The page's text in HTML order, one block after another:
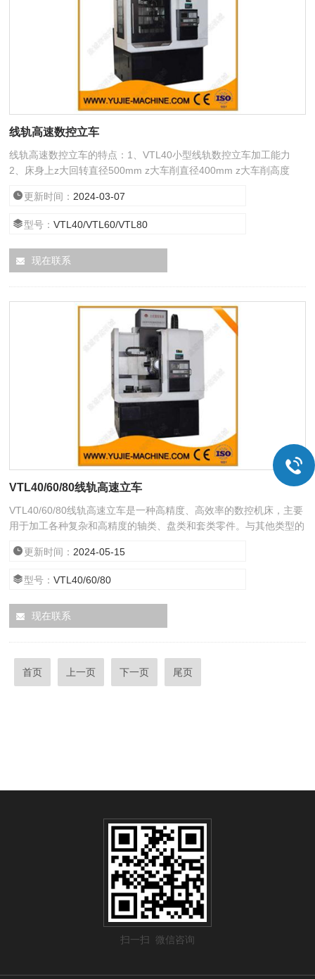
线轨高速数控立车
线轨高速数控立车的特点：1、VTL40小型线轨数控立车加工能力
2、床身上z大回转直径500mm z大车削直径400mm z大车削高度
更新时间： 2024-03-07
型号：VTL40/VTL60/VTL80
现在联系
VTL40/60/80线轨高速立车
VTL40/60/80线轨高速立车是一种高精度、高效率的数控机床，主要
用于加工各种复杂和高精度的轴类、盘类和套类零件。与其他类型的
度快、动态响应好的特点，从而大大提高了加工效率和加工质量。
更新时间： 2024-05-15
型号：VTL40/60/80
现在联系
首页 上一页 下一页 尾页
扫一扫 微信咨询